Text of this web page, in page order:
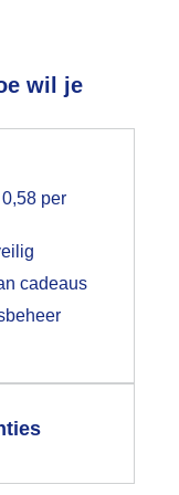
wil je
0,58 per
cadeaus
Zoeken in
voor
op hebt
pop-up uit